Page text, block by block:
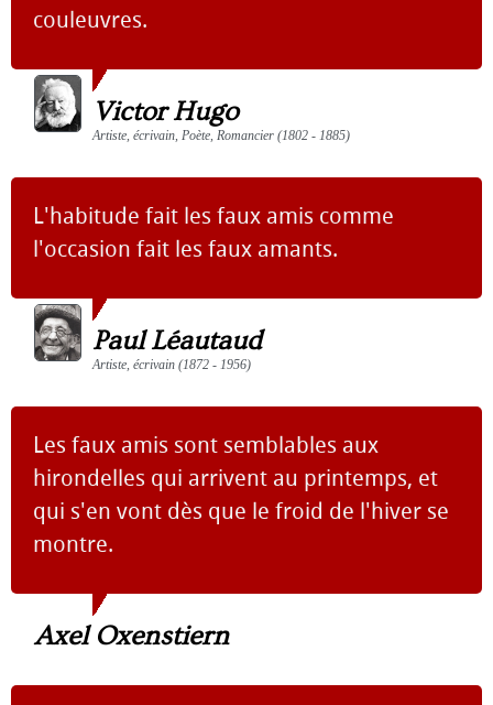
couleuvres.
Victor Hugo
Artiste, écrivain, Poète, Romancier (1802 - 1885)
L'habitude fait les faux amis comme
l'occasion fait les faux amants.
Paul Léautaud
Artiste, écrivain (1872 - 1956)
Les faux amis sont semblables aux
hirondelles qui arrivent au printemps, et
qui s'en vont dès que le froid de l'hiver se
montre.
Axel Oxenstiern